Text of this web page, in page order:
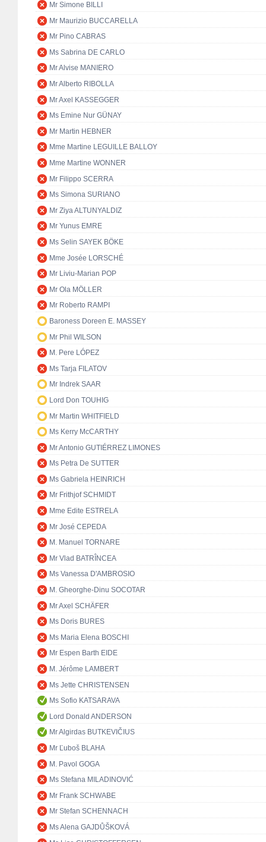
Mr Simone BILLI
Mr Maurizio BUCCARELLA
Mr Pino CABRAS
Ms Sabrina DE CARLO
Mr Alvise MANIERO
Mr Alberto RIBOLLA
Mr Axel KASSEGGER
Ms Emine Nur GÜNAY
Mr Martin HEBNER
Mme Martine LEGUILLE BALLOY
Mme Martine WONNER
Mr Filippo SCERRA
Ms Simona SURIANO
Mr Ziya ALTUNYALDIZ
Mr Yunus EMRE
Ms Selin SAYEK BÖKE
Mme Josée LORSCHÉ
Mr Liviu-Marian POP
Mr Ola MÖLLER
Mr Roberto RAMPI
Baroness Doreen E. MASSEY
Mr Phil WILSON
M. Pere LÓPEZ
Ms Tarja FILATOV
Mr Indrek SAAR
Lord Don TOUHIG
Mr Martin WHITFIELD
Ms Kerry McCARTHY
Mr Antonio GUTIÉRREZ LIMONES
Ms Petra De SUTTER
Ms Gabriela HEINRICH
Mr Frithjof SCHMIDT
Mme Edite ESTRELA
Mr José CEPEDA
M. Manuel TORNARE
Mr Vlad BATRÎNCEA
Ms Vanessa D'AMBROSIO
M. Gheorghe-Dinu SOCOTAR
Mr Axel SCHÄFER
Ms Doris BURES
Ms Maria Elena BOSCHI
Mr Espen Barth EIDE
M. Jérôme LAMBERT
Ms Jette CHRISTENSEN
Ms Sofio KATSARAVA
Lord Donald ANDERSON
Mr Algirdas BUTKEVIČIUS
Mr Ľuboš BLAHA
M. Pavol GOGA
Ms Stefana MILADINOVIĆ
Mr Frank SCHWABE
Mr Stefan SCHENNACH
Ms Alena GAJDŮŠKOVÁ